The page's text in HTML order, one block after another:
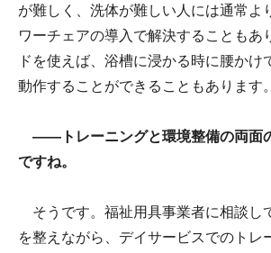
が難しく、洗体が難しい人には通常よ
ワーチェアの導入で解決することもあ
ドを使えば、浴槽に浸かる時に腰かけ
動作することができることもあります。
――トレーニングと環境整備の両面
ですね。
そうです。福祉用具事業者に相談し
を整えながら、デイサービスでのトレ